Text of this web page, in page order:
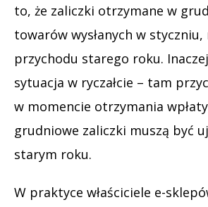
to, że zaliczki otrzymane w
towarów wysłanych w styczniu,
przychodu starego roku.
sytuacja w ryczałcie – tam
w momencie otrzymania
grudniowe zaliczki muszą być
starym roku.
W praktyce właściciele e-